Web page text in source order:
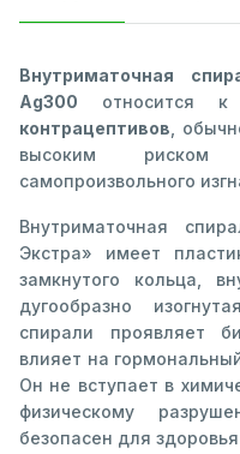
Внутриматочная
Ag300 относится к
контрацептивов ,
высоким
самопроизвольного
Внутриматочная
Экстра» имеет
замкнутого кольца,
дугообразно
спирали проявляет
влияет на
Он не вступает в
физическому
безопасен для